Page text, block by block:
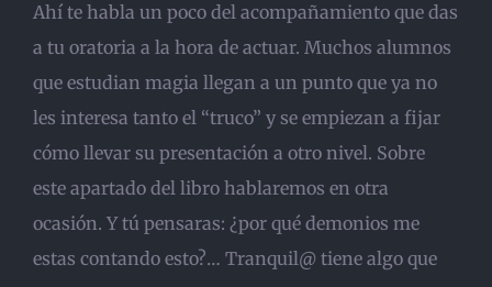
Ahí te habla un poco del acompañamiento que das
a tu oratoria a la hora de actuar. Muchos alumnos
que estudian magia llegan a un punto que ya no
les interesa tanto el “truco” y se empiezan a fijar
cómo llevar su presentación a otro nivel. Sobre
este apartado del libro hablaremos en otra
ocasión. Y tú pensaras: ¿por qué demonios me
estas contando esto?… Tranquil@ tiene algo que